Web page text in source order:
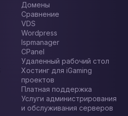
Домены
Сравнение
VDS
Wordpress
Ispmanager
CPanel
Удаленный рабочий стол
Хостинг для iGaming
проектов
Платная поддержка
Услуги администрирования
и обслуживания серверов